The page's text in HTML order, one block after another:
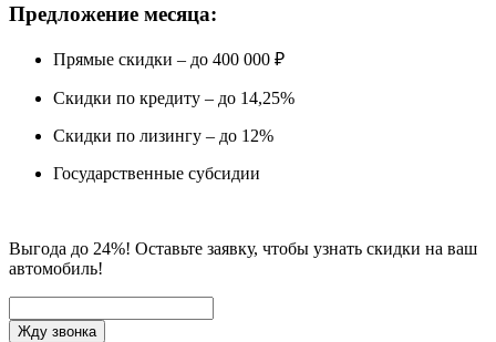
Предложение месяца:
Прямые скидки – до 400 000 ₽
Скидки по кредиту – до 14,25%
Скидки по лизингу – до 12%
Государственные субсидии
Выгода до 24%! Оставьте заявку, чтобы узнать скидки на ваш
автомобиль!